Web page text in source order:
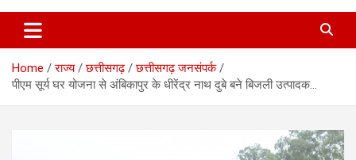
Home राज्य छत्तीसगढ़
छत्तीसगढ़ जनसंपर्क
पीएम सूर्य घर योजना से अंबिकापुर के धीरेंद्र नाथ दुबे बने बिजली उत्पादक…